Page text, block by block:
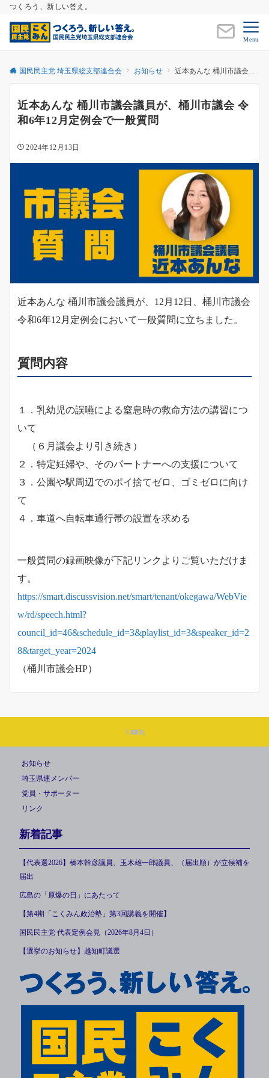
つくろう、新しい答え。
Menu
国民民主党 埼玉県総支部連合会 お知らせ 近本あんな 桶川市議会議員が、桶川市議会 令和6年12月定例会で一般質問
近本あんな 桶川市議会議員が、桶川市議会 令
和6年12月定例会で一般質問
2024年12月13日
近本あんな 桶川市議会議員が、12月12日、桶川市議会
令和6年12月定例会において一般質問に立ちました。
質問内容
１．乳幼児の誤嚥による窒息時の救命方法の講習につ
いて
（６月議会より引き続き）
２．特定妊婦や、そのパートナーへの支援について
３．公園や駅周辺でのポイ捨てゼロ、ゴミゼロに向け
て
４．車道へ自転車通行帯の設置を求める
一般質問の録画映像が下記リンクよりご覧いただけま
す。
https://smart.discussvision.net/smart/tenant/okegawa/WebVie
w/rd/speech.html?
council_id=46&schedule_id=3&playlist_id=3&speaker_id=2
8&target_year=2024
（桶川市議会HP）
お知らせ
埼玉県連メンバー
党員・サポーター
リンク
新着記事
【代表選2026】橋本幹彦議員、玉木雄一郎議員、（届出順）が立候補を
届出
広島の「原爆の日」にあたって
【第4期「こくみん政治塾」第3回講義を開催】
国民民主党 代表定例会見（2026年8月4日）
【選挙のお知らせ】越知町議選